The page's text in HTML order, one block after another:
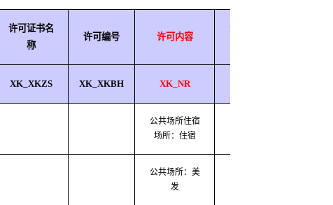
许可证书名
称
许可编号 许可内容
许可决定日
XK_XKZS XK_XKBH XK_NR
公共场所住宿
场所：住宿
公共场所：美
发